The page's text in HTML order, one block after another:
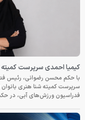
کیمیا احمدی سرپرست
با حکم محسن رضوانی، رئیس
سرپرست کمیته شنا هنری
فدراسیون ورزش‌های آبی، در